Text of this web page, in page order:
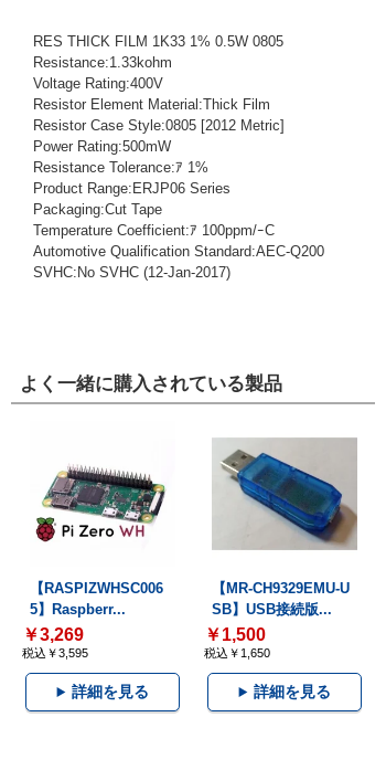
RES THICK FILM 1K33 1% 0.5W 0805
Resistance:1.33kohm
Voltage Rating:400V
Resistor Element Material:Thick Film
Resistor Case Style:0805 [2012 Metric]
Power Rating:500mW
Resistance Tolerance:ｱ 1%
Product Range:ERJP06 Series
Packaging:Cut Tape
Temperature Coefficient:ｱ 100ppm/ｰC
Automotive Qualification Standard:AEC-Q200
SVHC:No SVHC (12-Jan-2017)
よく一緒に購入されている製品
【RASPIZWHSC006
5】Raspberr...
￥3,269
税込￥3,595
詳細を見る
【MR-CH9329EMU-U
SB】USB接続版...
￥1,500
税込￥1,650
詳細を見る